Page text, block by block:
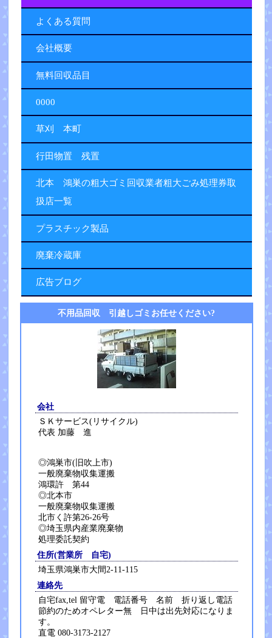
よくある質問
会社概要
無料回収品目
0000
草刈 本町
行田物置 残置
北本 鴻巣の粗大ゴミ回収業者粗大ごみ処理券取
扱店一覧
プラスチック製品
廃棄冷蔵庫
広告ブログ
不用品回収 引越しゴミお任せください?
会社
ＳＫサービス(リサイクル)
代表 加藤 進
◎鴻巣市(旧吹上市)
一般廃棄物収集運搬
鴻環許 第44
◎北本市
一般廃棄物収集運搬
北市く許第26-26号
◎埼玉県内産業廃棄物
処理委託契約
住所(営業所 自宅)
埼玉県鴻巣市大間2-11-115
連絡先
自宅fax,tel 留守電 電話番号 名前 折り返し電話
節約のためオペレター無 日中は出先対応になりま
す。
直電 080-3173-2127